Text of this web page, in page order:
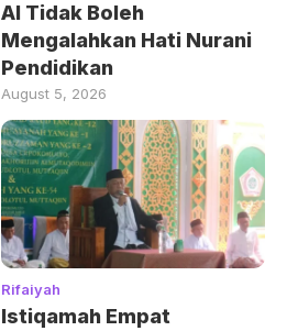
AI Tidak Boleh
Mengalahkan Hati Nurani
Pendidikan
August 5, 2026
Rifaiyah
Istiqamah Empat